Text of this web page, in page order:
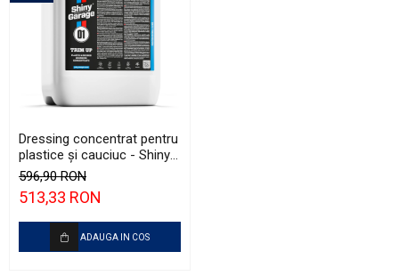
Dressing concentrat pentru
plastice şi cauciuc - Shiny
Garage Trim Up (5L)
596,90 RON
513,33 RON
ADAUGA IN COS